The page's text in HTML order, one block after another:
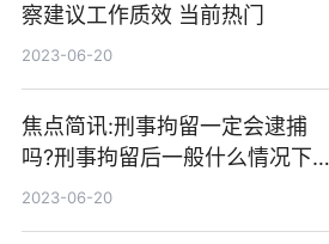
察建议工作质效 当前热门
2023-06-20
焦点简讯:刑事拘留一定会逮捕
吗?刑事拘留后一般什么情况下
会逮捕
2023-06-20